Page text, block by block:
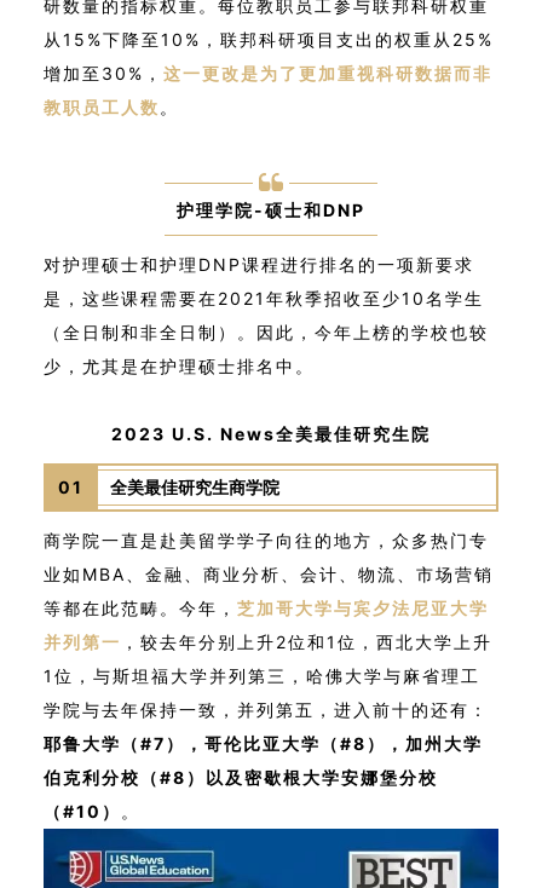
研数量的指标权重。每位教职员工参与联邦科研权重
从15%下降至10%，联邦科研项目支出的权重从25%
增加至30%， 这一更改是为了更加重视科研数据而非
教职员工人数 。
护理学院-硕士和DNP
对护理硕士和护理DNP课程进行排名的一项新要求
是，这些课程需要在2021年秋季招收至少10名学生
（全日制和非全日制）。因此，今年上榜的学校也较
少，尤其是在护理硕士排名中。
2023 U.S. News全美最佳研究生院
01 全美最佳研究生商学院
商学院一直是赴美留学学子向往的地方，众多热门专
业如MBA、金融、商业分析、会计、物流、市场营销
等都在此范畴。今年， 芝加哥大学与宾夕法尼亚大学
并列第一 ，较去年分别上升2位和1位，西北大学上升
1位，与斯坦福大学并列第三，哈佛大学与麻省理工
学院与去年保持一致，并列第五，进入前十的还有：
耶鲁大学（#7），哥伦比亚大学（#8），加州大学
伯克利分校（#8）以及密歇根大学安娜堡分校
（#10）
。